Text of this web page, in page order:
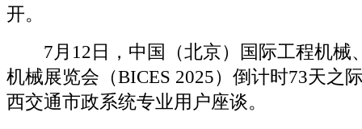
开。
7月12日，中国（北京）国际工程机械
机械展览会（BICES 2025）倒计时73天之
西交通市政系统专业用户座谈。